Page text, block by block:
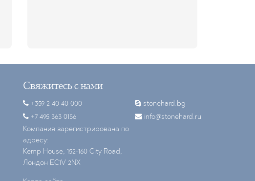
Свяжитесь с нами
+359 2 40 40 000
‎+7 495 363 0156
stonehard.bg
info@stonehard.ru
Компания зарегистрирована по
адресу:
Kemp House, 152-160 City Road,
Лондон EC1V 2NX